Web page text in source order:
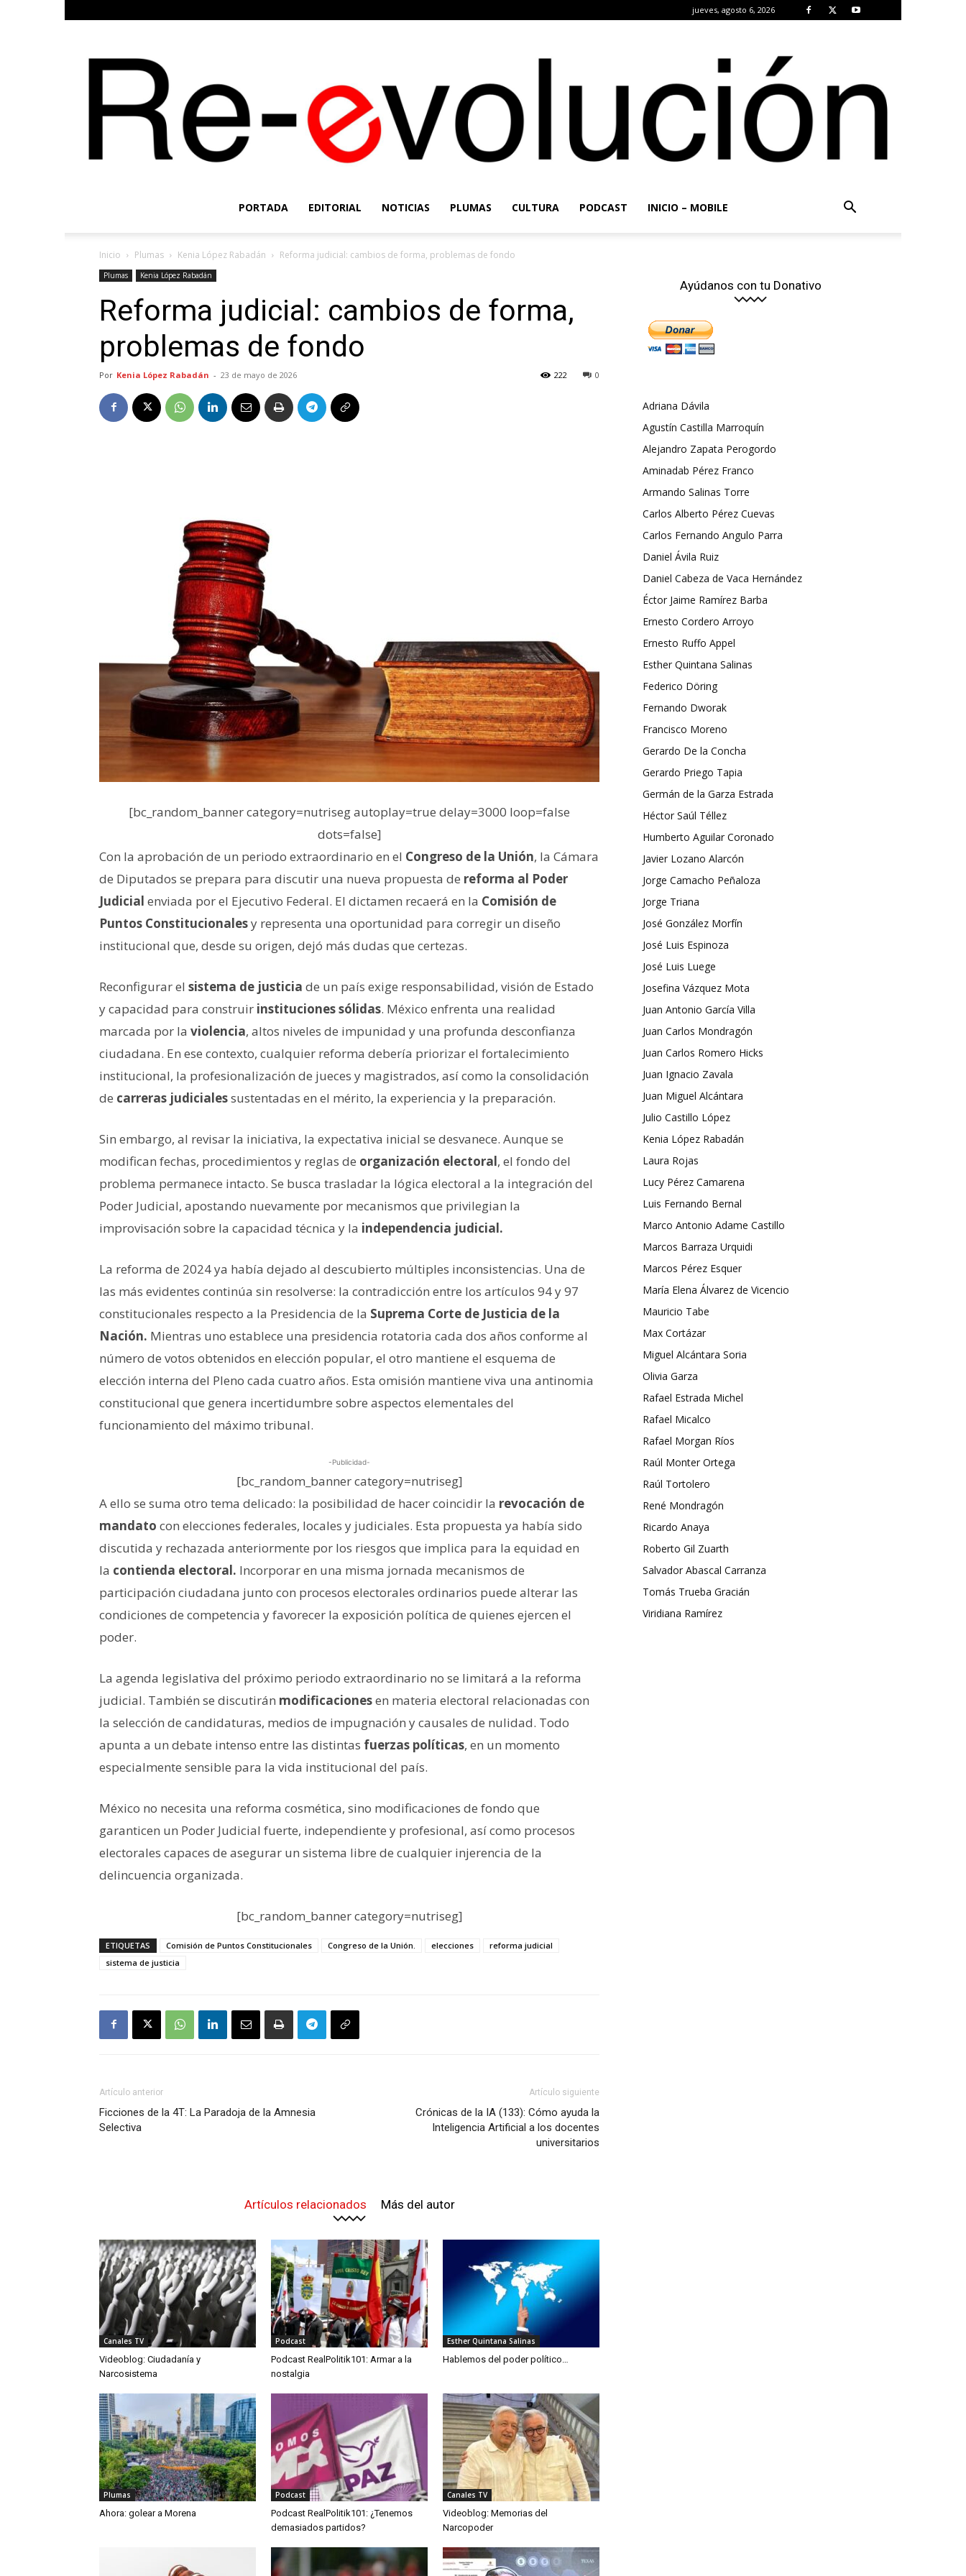
jueves, agosto 6, 2026
Evolución
PORTADA EDITORIAL NOTICIAS PLUMAS CULTURA PODCAST INICIO – MOBILE
Inicio Plumas Kenia López Rabadán Reforma judicial: cambios de forma, problemas de fondo
Plumas Kenia López Rabadán
Reforma judicial: cambios de forma,
problemas de fondo
Por Kenia López Rabadán - 23 de mayo de 2026 0
222
[bc_random_banner category=nutriseg autoplay=true delay=3000 loop=false
dots=false]
Con la aprobación de un periodo extraordinario en el Congreso de la Unión, la Cámara
de Diputados se prepara para discutir una nueva propuesta de reforma al Poder
Judicial enviada por el Ejecutivo Federal. El dictamen recaerá en la Comisión de
Puntos Constitucionalesy representa una oportunidad para corregir un diseño
institucional que, desde su origen, dejó más dudas que certezas.
Reconfigurar el sistema de justicia de un país exige responsabilidad, visión de Estado
y capacidad para construir instituciones sólidas. México enfrenta una realidad
marcada por la violencia, altos niveles de impunidad y una profunda desconfianza
ciudadana. En ese contexto, cualquier reforma debería priorizar el fortalecimiento
institucional, la profesionalización de jueces y magistrados, así como la consolidación
de carreras judicialessustentadas en el mérito, la experiencia y la preparación.
Sin embargo, al revisar la iniciativa, la expectativa inicial se desvanece. Aunque se
modifican fechas, procedimientos y reglas de organización electoral, el fondo del
problema permanece intacto. Se busca trasladar la lógica electoral a la integración del
Poder Judicial, apostando nuevamente por mecanismos que privilegian la
improvisación sobre la capacidad técnica y la independencia judicial.
La reforma de 2024 ya había dejado al descubierto múltiples inconsistencias. Una de
las más evidentes continúa sin resolverse: la contradicción entre los artículos 94 y 97
constitucionales respecto a la Presidencia de la Suprema Corte de Justicia de la
Nación. Mientras uno establece una presidencia rotatoria cada dos años conforme al
número de votos obtenidos en elección popular, el otro mantiene el esquema de
elección interna del Pleno cada cuatro años. Esta omisión mantiene viva una antinomia
constitucional que genera incertidumbre sobre aspectos elementales del
funcionamiento del máximo tribunal.
-Publicidad-
[bc_random_banner category=nutriseg]
A ello se suma otro tema delicado: la posibilidad de hacer coincidir la revocación de
mandato con elecciones federales, locales y judiciales. Esta propuesta ya había sido
discutida y rechazada anteriormente por los riesgos que implica para la equidad en
la contienda electoral. Incorporar en una misma jornada mecanismos de
participación ciudadana junto con procesos electorales ordinarios puede alterar las
condiciones de competencia y favorecer la exposición política de quienes ejercen el
poder.
La agenda legislativa del próximo periodo extraordinario no se limitará a la reforma
judicial. También se discutirán modificacionesen materia electoral relacionadas con
la selección de candidaturas, medios de impugnación y causales de nulidad. Todo
apunta a un debate intenso entre las distintas fuerzas políticas, en un momento
especialmente sensible para la vida institucional del país.
México no necesita una reforma cosmética, sino modificaciones de fondo que
garanticen un Poder Judicial fuerte, independiente y profesional, así como procesos
electorales capaces de asegurar un sistema libre de cualquier injerencia de la
delincuencia organizada.
[bc_random_banner category=nutriseg]
ETIQUETAS Comisión de Puntos Constitucionales Congreso de la Unión. elecciones
reforma judicial
sistema de justicia
Artículo anterior
Ficciones de la 4T: La Paradoja de la Amnesia
Selectiva
Artículo siguiente
Crónicas de la IA (133): Cómo ayuda la
Inteligencia Artificial a los docentes
universitarios
Artículos relacionados Más del autor
Canales TV
Videoblog: Ciudadanía y
Narcosistema
Podcast
Podcast RealPolitik101: Armar a la
nostalgia
Esther Quintana Salinas
Hablemos del poder político…
Plumas
Ahora: golear a Morena
Podcast
Podcast RealPolitik101: ¿Tenemos
demasiados partidos?
Canales TV
Videoblog: Memorias del
Narcopoder
Ayúdanos con tu Donativo
Adriana Dávila
Agustín Castilla Marroquín
Alejandro Zapata Perogordo
Aminadab Pérez Franco
Armando Salinas Torre
Carlos Alberto Pérez Cuevas
Carlos Fernando Angulo Parra
Daniel Ávila Ruiz
Daniel Cabeza de Vaca Hernández
Éctor Jaime Ramírez Barba
Ernesto Cordero Arroyo
Ernesto Ruffo Appel
Esther Quintana Salinas
Federico Döring
Fernando Dworak
Francisco Moreno
Gerardo De la Concha
Gerardo Priego Tapia
Germán de la Garza Estrada
Héctor Saúl Téllez
Humberto Aguilar Coronado
Javier Lozano Alarcón
Jorge Camacho Peñaloza
Jorge Triana
José González Morfín
José Luis Espinoza
José Luis Luege
Josefina Vázquez Mota
Juan Antonio García Villa
Juan Carlos Mondragón
Juan Carlos Romero Hicks
Juan Ignacio Zavala
Juan Miguel Alcántara
Julio Castillo López
Kenia López Rabadán
Laura Rojas
Lucy Pérez Camarena
Luis Fernando Bernal
Marco Antonio Adame Castillo
Marcos Barraza Urquidi
Marcos Pérez Esquer
María Elena Álvarez de Vicencio
Mauricio Tabe
Max Cortázar
Miguel Alcántara Soria
Olivia Garza
Rafael Estrada Michel
Rafael Micalco
Rafael Morgan Ríos
Raúl Monter Ortega
Raúl Tortolero
René Mondragón
Ricardo Anaya
Roberto Gil Zuarth
Salvador Abascal Carranza
Tomás Trueba Gracián
Viridiana Ramírez